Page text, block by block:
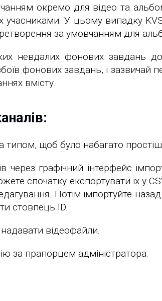
окремо для відео та
У цьому випадку
за умовчанням для
невдалих фонових завдань
фонових завдань, і зазвичай
вмісту.
типом, щоб було набагато
графічний інтерфейс
спочатку експортувати їх у
Потім імпортуйте
стовпець ID.
відеофайли.
за прапорцем адміністратора.